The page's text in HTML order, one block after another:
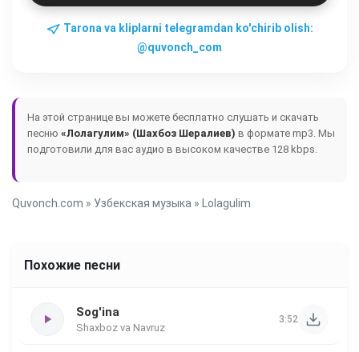
Tarona va kliplarni telegramdan ko'chirib olish:
@quvonch_com
На этой странице вы можете бесплатно слушать и скачать
песню «Лолагулим» (Шахбоз Шералиев) в формате mp3. Мы
подготовили для вас аудио в высоком качестве 128 kbps.
Quvonch.com » Узбекская музыка » Lolagulim
Похожие песни
Sog'ina
Shaxboz va Navruz
3:52